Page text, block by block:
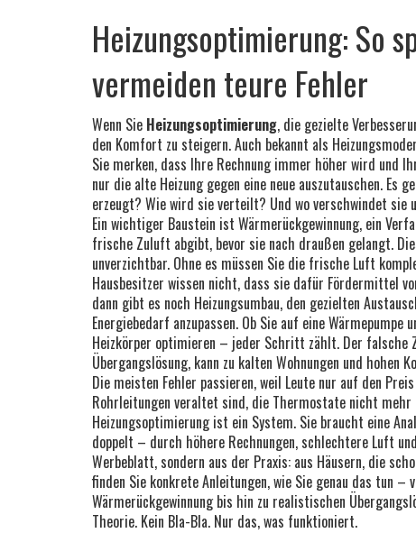
Heizungsoptimierung: So
vermeiden teure Fehler
Wenn Sie Heizungsoptimierung, die gezielte
den Komfort zu steigern. Auch bekannt als
Sie merken, dass Ihre Rechnung immer höher wird und
nur die alte Heizung gegen eine neue auszutauschen. Es
erzeugt? Wie wird sie verteilt? Und wo verschwindet sie
Ein wichtiger Baustein ist Wärmerückgewinnung, ein
frische Zuluft abgibt, bevor sie nach draußen gelangt.
unverzichtbar. Ohne es müssen Sie die frische Luft
Hausbesitzer wissen nicht, dass sie dafür Fördermittel
dann gibt es noch Heizungsumbau, den gezielten
Energiebedarf anzupassen. Ob Sie auf eine
Heizkörper optimieren – jeder Schritt zählt. Der falsche
Übergangslösung, kann zu kalten Wohnungen und hohen
Die meisten Fehler passieren, weil Leute nur auf den
Rohrleitungen veraltet sind, die Thermostate nicht
Heizungsoptimierung ist ein System. Sie braucht eine
doppelt – durch höhere Rechnungen, schlechtere Luft
Werbeblatt, sondern aus der Praxis: aus Häusern, die
finden Sie konkrete Anleitungen, wie Sie genau das tun
Wärmerückgewinnung bis hin zu realistischen
Theorie. Kein Bla-Bla. Nur das, was funktioniert.